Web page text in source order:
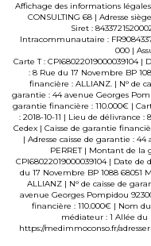
Affichage des informations légales
CONSULTING 68 | Adresse
Siret :
Intracommunautaire :
000 |
Carte T : CPI68022019000039104 |
: 8 Rue du 17 Novembre BP
financière : ALLIANZ. | N° de
garantie : 44 avenue Georges
garantie financière : 110.000€ |
: 2018-10-11 | Lieu de délivrance
Cedex | Caisse de garantie
| Adresse caisse de garantie :
PERRET | Montant de la
CPI68022019000039104 | Date de
du 17 Novembre BP 1088 68051
ALLIANZ | N° de caisse de
avenue Georges Pompidou
financière : 110.000€ | Nom
médiateur : 1 Allée du
https://medimmoconso.fr/